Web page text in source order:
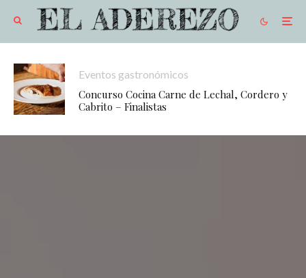
Eventos gastronómicos
Concurso Cocina Carne de Lechal, Cordero y
Cabrito – Finalistas